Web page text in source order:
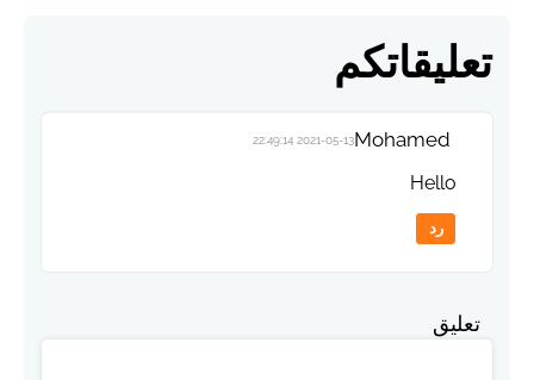
تعليقاتكم
Mohamed
2021-05-13 22:49:14
Hello
رد
تعليق